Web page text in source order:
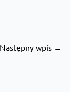
Następny wpis →